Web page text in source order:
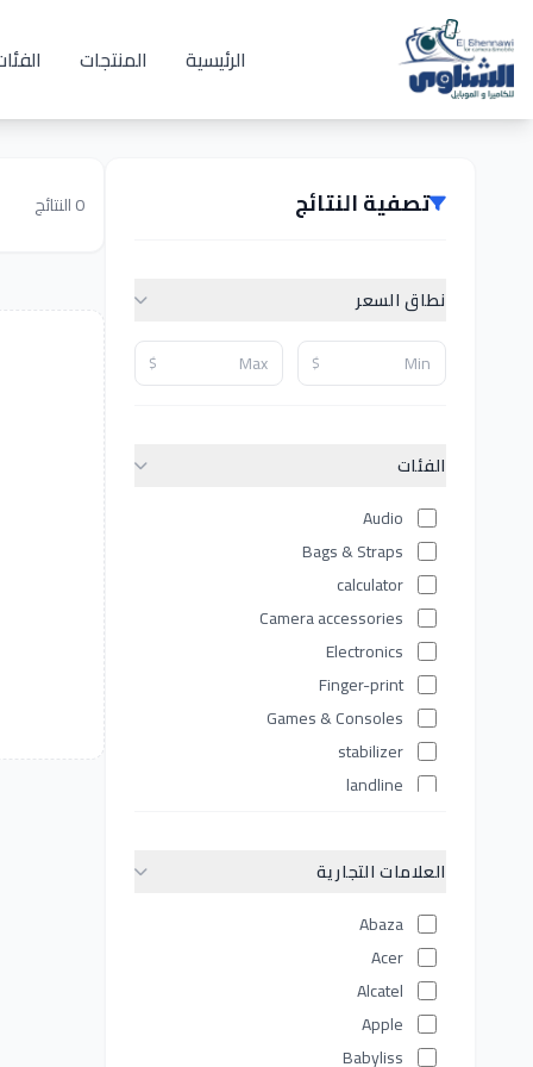
الرئيسية المنتجات
تصفية النتائج
نطاق السعر
$
$
الفئات
Audio
Bags & Straps
calculator
Camera accessories
Electronics
Finger-print
Games & Consoles
stabilizer
landline
Lighting Equipment
Memory & Storage
Mobile Accessories
mobiles
Network devices
Personal Care Tools
العلامات التجارية
Abaza
Acer
Alcatel
Apple
Babyliss
0النتائج